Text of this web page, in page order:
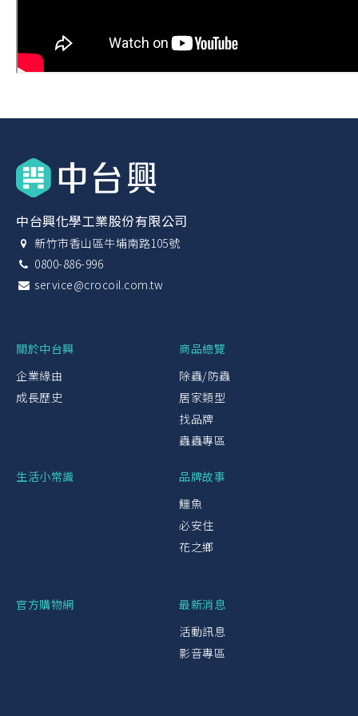
中台興化學工業股份有限公司
新竹市香山區牛埔南路105號
0800-886-996
service@crocoil.com.tw
關於中台興
企業緣由
成長歷史
商品總覽
除蟲/防蟲
居家類型
找品牌
蟲蟲專區
生活小常識
品牌故事
鱷魚
必安住
花之鄉
官方購物網
最新消息
活動訊息
影音專區